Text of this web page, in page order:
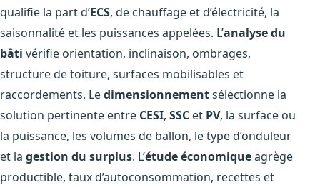
qualifie la part d’ECS, de chauffage et d’électricité, la
saisonnalité et les puissances appelées. L’analyse du
bâti vérifie orientation, inclinaison, ombrages,
structure de toiture, surfaces mobilisables et
raccordements. Ledimensionnementsélectionne la
solution pertinente entre CESI, SSC et PV, la surface ou
la puissance, les volumes de ballon, le type d’onduleur
et la gestion du surplus. L’étude économiqueagrège
productible, taux d’autoconsommation, recettes et